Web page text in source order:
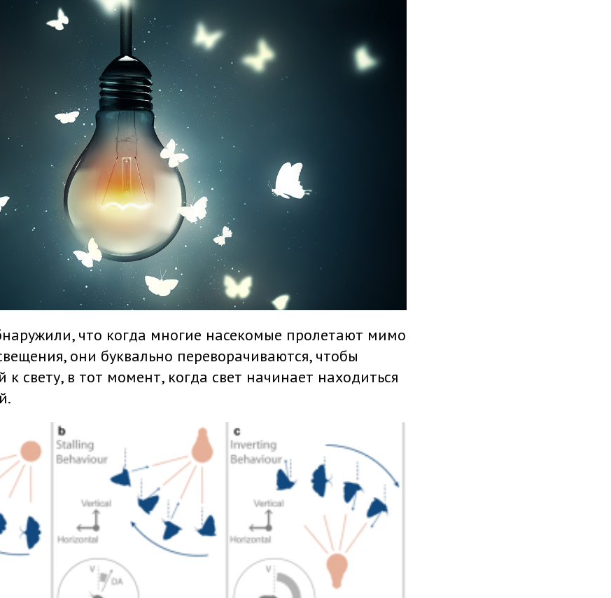
что когда многие насекомые пролетают мимо
они буквально переворачиваются, чтобы
к свету, в тот момент, когда свет начинает находиться